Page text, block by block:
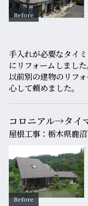
手入れが必要なタイ
にリフォームしました
以前別の建物のリフ
心して頼めました。
コロニアル→タイ
屋根工事：栃木県鹿